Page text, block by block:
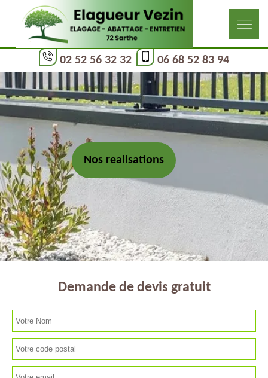
02 52 56 32 32 06 68 52 83 94
Nos realisations
Demande de devis gratuit